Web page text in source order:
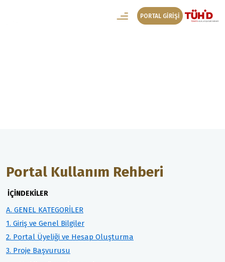
PORTAL GİRİŞİ
Portal Kullanım Rehberi
İÇİNDEKİLER
A. GENEL KATEGORİLER
1. Giriş ve Genel Bilgiler
2. Portal Üyeliği ve Hesap Oluşturma
3. Proje Başvurusu